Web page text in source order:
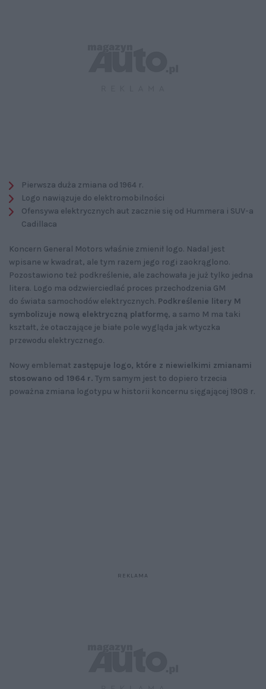
Pierwsza duża zmiana od 1964 r.
Logo nawiązuje do elektromobilności
Ofensywa elektrycznych aut zacznie się od Hummera i SUV-a
Cadillaca
Koncern General Motors właśnie zmienił logo. Nadal jest
wpisane w kwadrat, ale tym razem jego rogi zaokrąglono.
Pozostawiono też podkreślenie, ale zachowała je już tylko jedna
litera. Logo ma odzwierciedlać proces przechodzenia GM
do świata samochodów elektrycznych. Podkreślenie litery M
symbolizuje nową elektryczną platformę, a samo M ma taki
kształt, że otaczające je białe pole wygląda jak wtyczka
przewodu elektrycznego.
Nowy emblemat zastępuje logo, które z niewielkimi zmianami
stosowano od 1964 r. Tym samym jest to dopiero trzecia
poważna zmiana logotypu w historii koncernu sięgającej 1908 r.